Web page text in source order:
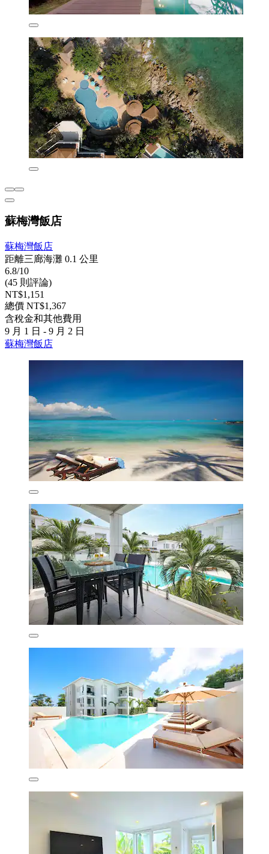
蘇梅灣飯店
蘇梅灣飯店
距離三廊海灘 0.1 公里
6.8/10
(45 則評論)
NT$1,151
總價 NT$1,367
含稅金和其他費用
9 月 1 日 - 9 月 2 日
蘇梅灣飯店